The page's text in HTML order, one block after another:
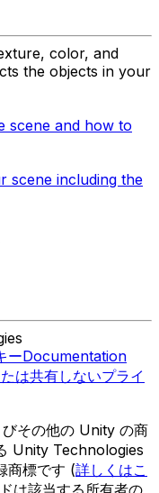
color, and
the objects in your
scene and how to
scene including the
ーDocumentation
は共有しないプライ
その他の Unity の商
Unity Technologies
商標です (詳しくはこ
は該当する所有者の